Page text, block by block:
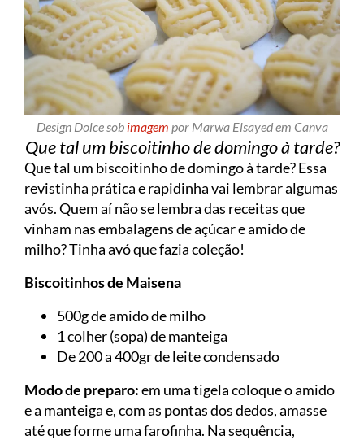
Design Dolce sob imagem por Marwa Elsayed em Canva
Que tal um biscoitinho de domingo à tarde?
Que tal um biscoitinho de domingo à tarde? Essa
revistinha prática e rapidinha vai lembrar algumas
avós. Quem aí não se lembra das receitas que
vinham nas embalagens de açúcar e amido de
milho? Tinha avó que fazia coleção!
Biscoitinhos de Maisena
500g de amido de milho
1 colher (sopa) de manteiga
De 200 a 400gr de leite condensado
Modo de preparo:em uma tigela coloque o amido
e a manteiga e, com as pontas dos dedos, amasse
até que forme uma farofinha. Na sequência,